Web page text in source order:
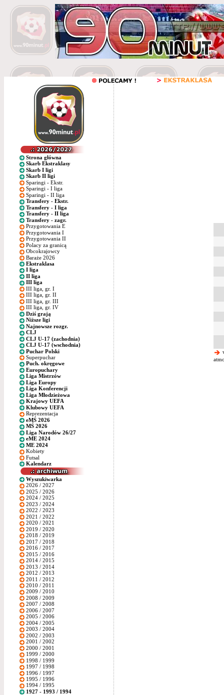
Strona główna
Skarb Ekstraklasy
Skarb I ligi
Skarb II ligi
Sparingi - Ekstr.
Sparingi - I liga
Sparingi - II liga
Transfery - Ekstr.
Transfery - I liga
Transfery - II liga
Transfery - zagr.
Przygotowania E
Przygotowania I
Przygotowania II
Polacy za granicą
Obcokrajowcy
Baraże 2026
Ekstraklasa
I liga
II liga
III liga
III liga, gr. I
III liga, gr. II
III liga, gr. III
III liga, gr. IV
Dziś grają
Niższe ligi
Najnowsze rozgr.
CLJ
CLJ U-17 (zachodnia)
CLJ U-17 (wschodnia)
Puchar Polski
Superpuchar
Puch. okręgowe
Europuchary
Liga Mistrzów
Liga Europy
Liga Konferencji
Liga Młodzieżowa
Krajowy UEFA
Klubowy UEFA
Reprezentacja
eMŚ 2026
MŚ 2026
Liga Narodów 26/27
eME 2024
ME 2024
Kobiety
Futsal
Kalendarz
Wyszukiwarka
2026 / 2027
2025 / 2026
2024 / 2025
2023 / 2024
2022 / 2023
2021 / 2022
2020 / 2021
2019 / 2020
2018 / 2019
2017 / 2018
2016 / 2017
2015 / 2016
2014 / 2015
2013 / 2014
2012 / 2013
2011 / 2012
2010 / 2011
2009 / 2010
2008 / 2009
2007 / 2008
2006 / 2007
2005 / 2006
2004 / 2005
2003 / 2004
2002 / 2003
2001 / 2002
2000 / 2001
1999 / 2000
1998 / 1999
1997 / 1998
1996 / 1997
1995 / 1996
1994 / 1995
1927 - 1993 / 1994